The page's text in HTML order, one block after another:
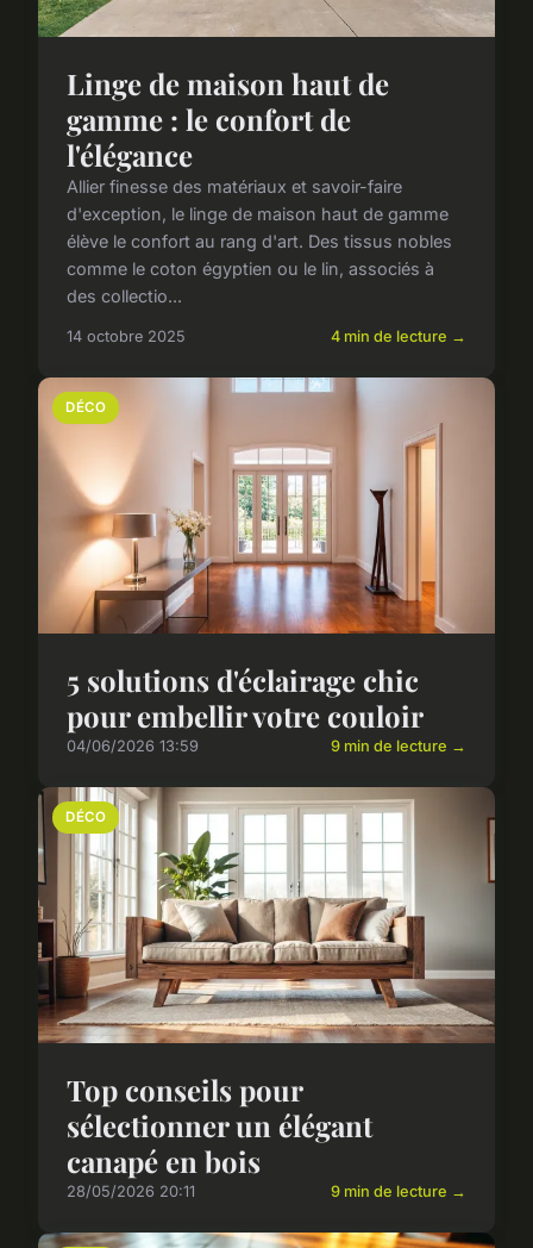
Linge de maison haut de
gamme : le confort de
l'élégance
Allier finesse des matériaux et savoir-faire
d'exception, le linge de maison haut de gamme
élève le confort au rang d'art. Des tissus nobles
comme le coton égyptien ou le lin, associés à
des collectio...
14 octobre 2025 4 min de lecture →
DÉCO
5 solutions d'éclairage chic
pour embellir votre couloir
04/06/2026 13:59 9 min de lecture →
DÉCO
Top conseils pour
sélectionner un élégant
canapé en bois
28/05/2026 20:11 9 min de lecture →